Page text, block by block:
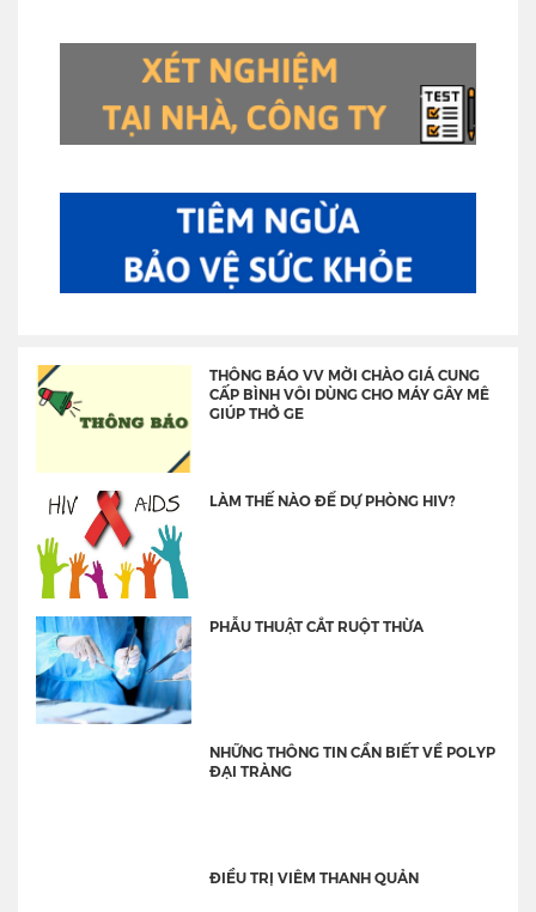
THÔNG BÁO VV MỜI CHÀO GIÁ CUNG
CẤP BÌNH VÔI DÙNG CHO MÁY GÂY MÊ
GIÚP THỞ GE
LÀM THẾ NÀO ĐỂ DỰ PHÒNG HIV?
PHẪU THUẬT CẮT RUỘT THỪA
NHỮNG THÔNG TIN CẦN BIẾT VỀ POLYP
ĐẠI TRÀNG
ĐIỀU TRỊ VIÊM THANH QUẢN